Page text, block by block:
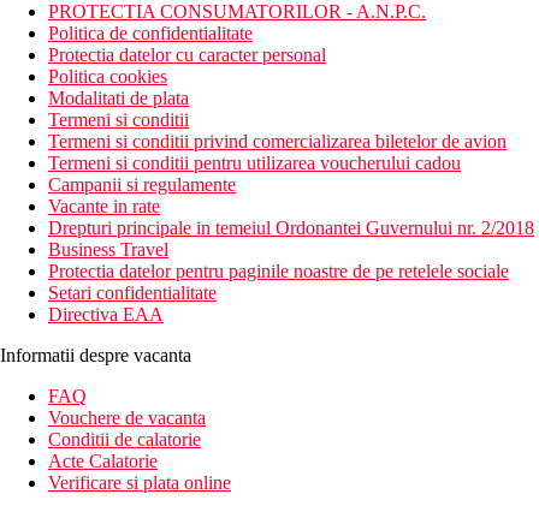
PROTECTIA CONSUMATORILOR - A.N.P.C.
Politica de confidentialitate
Protectia datelor cu caracter personal
Politica cookies
Modalitati de plata
Termeni si conditii
Termeni si conditii privind comercializarea biletelor de avion
Termeni si conditii pentru utilizarea voucherului cadou
Campanii si regulamente
Vacante in rate
Drepturi principale in temeiul Ordonantei Guvernului nr. 2/2018
Business Travel
Protectia datelor pentru paginile noastre de pe retelele sociale
Setari confidentialitate
Directiva EAA
Informatii despre vacanta
FAQ
Vouchere de vacanta
Conditii de calatorie
Acte Calatorie
Verificare si plata online